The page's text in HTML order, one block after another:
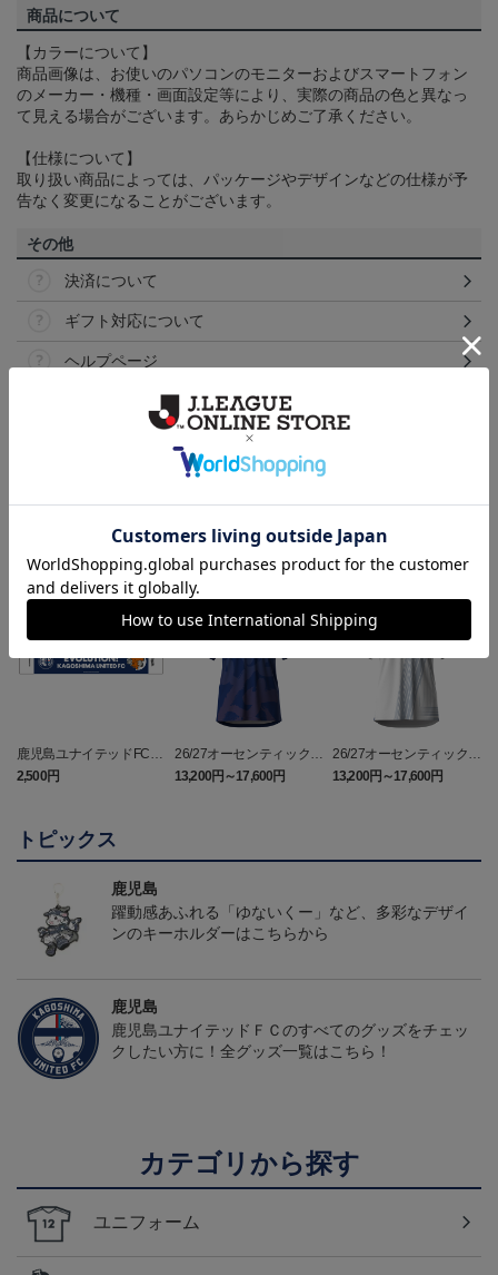
商品について
【カラーについて】
商品画像は、お使いのパソコンのモニターおよびスマートフォン
のメーカー・機種・画面設定等により、実際の商品の色と異なっ
て見える場合がございます。あらかじめご了承ください。
【仕様について】
取り扱い商品によっては、パッケージやデザインなどの仕様が予
告なく変更になることがございます。
その他
決済について
ギフト対応について
ヘルプページ
NEW
鹿児島ユナイテッドFC
バクーダ タオルマフラ
ー
2,500円
26/27オーセンティックユ
ニフォーム（FP1st）
13,200円～17,600円
26/27オーセンティックユ
ニフォーム（FP2nd）
13,200円～17,600円
トピックス
鹿児島
躍動感あふれる「ゆないくー」など、多彩なデザイ
ンのキーホルダーはこちらから
鹿児島
鹿児島ユナイテッドＦＣのすべてのグッズをチェッ
クしたい方に！全グッズ一覧はこちら！
カテゴリから探す
ユニフォーム